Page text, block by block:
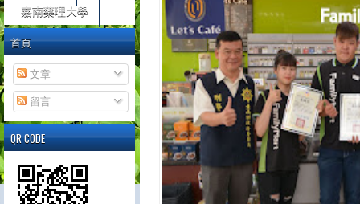
嘉南藥理大學
首頁
文章
留言
QR CODE